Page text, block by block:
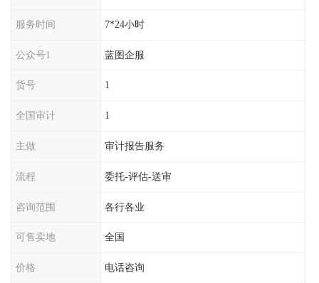
服务时间 7*24小时
公众号1 蓝图企服
货号 1
全国审计 1
主做 审计报告服务
流程 委托-评估-送审
咨询范围 各行各业
可售卖地 全国
价格 电话咨询